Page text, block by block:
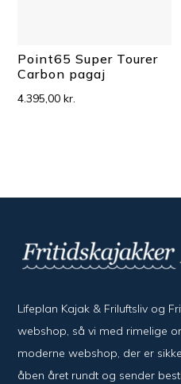
Point65 Super Tourer
Carbon pagaj
4.395,00kr.
Lifeplan Kajak & Friluftsliv og
webshop, så vi med rimelige
moderne webshop, der er
åben året rundt og sender